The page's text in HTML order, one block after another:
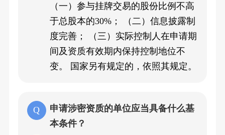
（一）参与挂牌交易的股份比例不高
于总股本的30%； （二）信息披露制
度完善； （三）实际控制人在申请期
间及资质有效期内保持控制地位不
变。 国家另有规定的，依照其规定。
申请涉密资质的单位应当具备什么基
本条件？